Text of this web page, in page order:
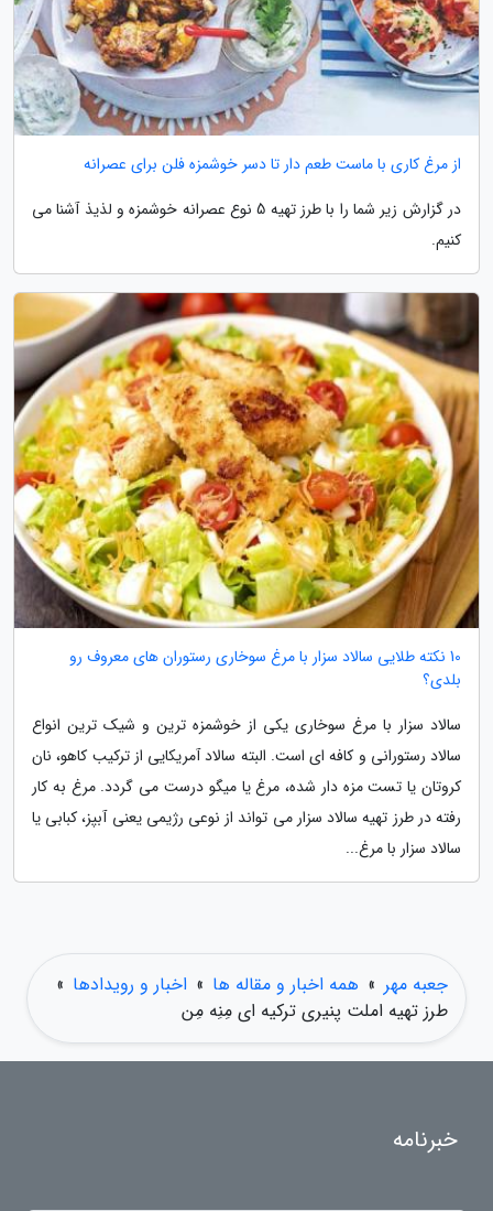
از مرغ کاری با ماست طعم دار تا دسر خوشمزه فلن برای عصرانه
در گزارش زیر شما را با طرز تهیه 5 نوع عصرانه خوشمزه و لذیذ آشنا می
کنیم.
10 نکته طلایی سالاد سزار با مرغ سوخاری رستوران های معروف رو
بلدی؟
سالاد سزار با مرغ سوخاری یکی از خوشمزه ترین و شیک ترین انواع
سالاد رستورانی و کافه ای است. البته سالاد آمریکایی از ترکیب کاهو، نان
کروتان یا تست مزه دار شده، مرغ یا میگو درست می گردد. مرغ به کار
رفته در طرز تهیه سالاد سزار می تواند از نوعی رژیمی یعنی آبپز، کبابی یا
سالاد سزار با مرغ...
جعبه مهر » همه اخبار و مقاله ها » اخبار و رویدادها »
طرز تهیه املت پنیری ترکیه ای مِنِه مِن
خبرنامه